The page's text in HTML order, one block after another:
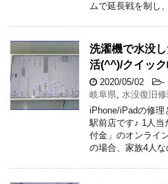
ムで延長戦を制し
洗濯機で水没
活(^^)/クイッ
2020/05/02 -
岐阜県, 水没復旧修
iPhone/iPadの修理
駅前店です♪ 1人当
付金」のオンライ
の場合、家族4人